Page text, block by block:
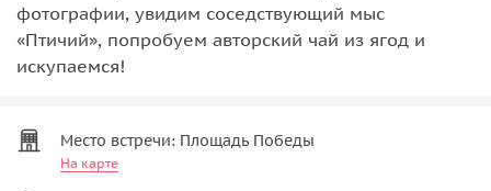
фотографии, увидим соседствующий мыс
«Птичий», попробуем авторский чай из ягод и
искупаемся!
Место встречи: Площадь Победы
На карте